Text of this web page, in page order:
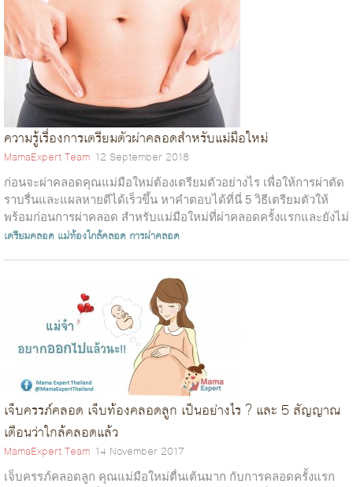
ความรู้เรื่องการเตรียมตัวผ่าคลอดสำหรับแม่มือใหม่
MamaExpert Team 12 September 2018
ก่อนจะผ่าคลอดคุณแม่มือใหม่ต้องเตรียมตัวอย่างไร เพื่อให้การผ่าตัด
ราบรื่นและแผลหายดีได้เร็วขึ้น หาคำตอบได้ที่นี่ 5 วิธีเตรียมตัวให้
พร้อมก่อนการผ่าคลอด สำหรับแม่มือใหม่ที่ผ่าคลอดครั้งแรกและยังไม่
รู้ว...
เตรียมคลอด แม่ท้องใกล้คลอด การผ่าคลอด
เจ็บครรภ์คลอด เจ็บท้องคลอดลูก เป็นอย่างไร ? และ 5 สัญญาณ
เตือนว่าใกล้คลอดแล้ว
MamaExpert Team 14 November 2017
เจ็บครรภ์คลอดลูก คุณแม่มือใหม่ตื่นเต้นมาก กับการคลอดครั้งแรก